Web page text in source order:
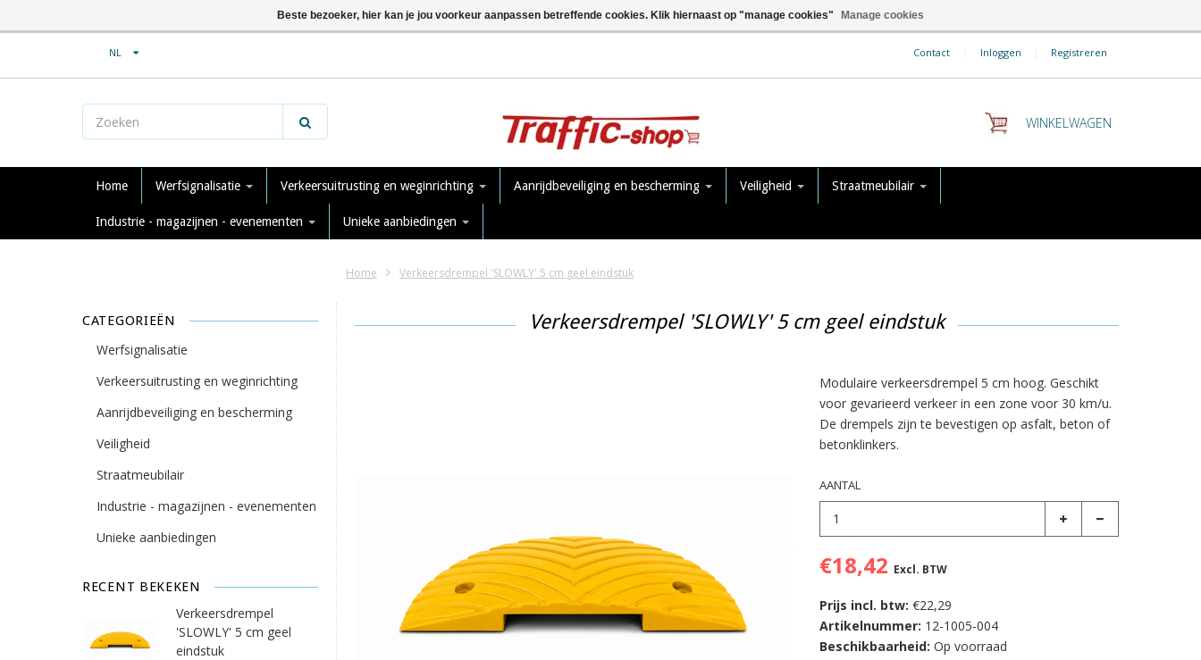
NL Contact | Inloggen | Registreren
WINKELWAGEN
Home Werfsignalisatie Verkeersuitrusting en weginrichting Aanrijdbeveiliging en bescherming Veiligheid Straatmeubilair
Industrie - magazijnen - evenementen Unieke aanbiedingen
Home Verkeersdrempel 'SLOWLY' 5 cm geel eindstuk
CATEGORIEËN
Werfsignalisatie
Verkeersuitrusting en weginrichting
Aanrijdbeveiliging en bescherming
Veiligheid
Straatmeubilair
Industrie - magazijnen - evenementen
Unieke aanbiedingen
RECENT BEKEKEN
Verkeersdrempel
'SLOWLY' 5 cm geel
eindstuk
Verkeersdrempel 'SLOWLY' 5 cm geel eindstuk
Modulaire verkeersdrempel 5 cm hoog. Geschikt
voor gevarieerd verkeer in een zone voor 30 km/u.
De drempels zijn te bevestigen op asfalt, beton of
betonklinkers.
AANTAL
€18,42 Excl. BTW
Prijs incl. btw: €22,29
Artikelnummer: 12-1005-004
Beschikbaarheid: Op voorraad
Beste bezoeker, hier kan je jou voorkeur aanpassen betreffende cookies. Klik hiernaast op "manage cookies" Manage cookies